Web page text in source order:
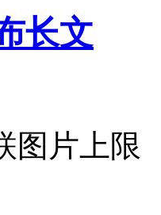
长文
图片上限